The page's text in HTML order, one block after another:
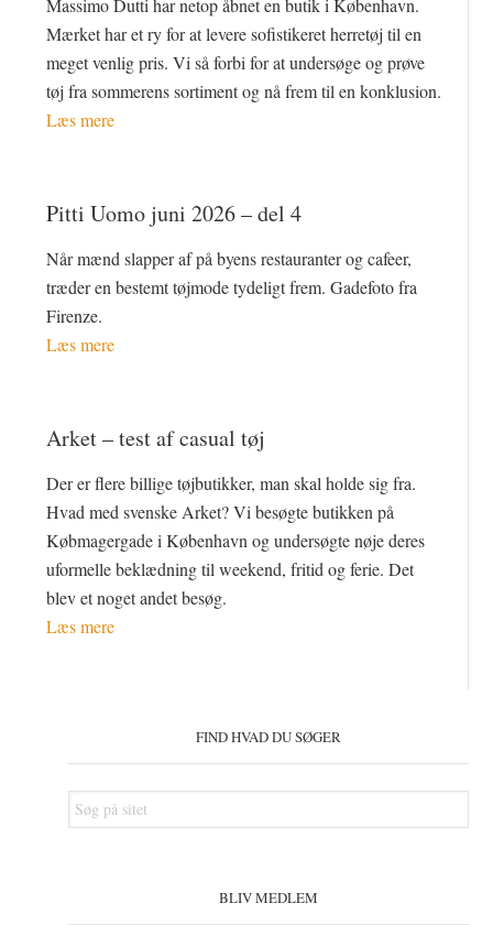
Massimo Dutti har netop åbnet en butik i København.
Mærket har et ry for at levere sofistikeret herretøj til en
meget venlig pris. Vi så forbi for at undersøge og prøve
tøj fra sommerens sortiment og nå frem til en konklusion.
Læs mere
Pitti Uomo juni 2026 – del 4
Når mænd slapper af på byens restauranter og cafeer,
træder en bestemt tøjmode tydeligt frem. Gadefoto fra
Firenze.
Læs mere
Arket – test af casual tøj
Der er flere billige tøjbutikker, man skal holde sig fra.
Hvad med svenske Arket? Vi besøgte butikken på
Købmagergade i København og undersøgte nøje deres
uformelle beklædning til weekend, fritid og ferie. Det
blev et noget andet besøg.
Læs mere
FIND HVAD DU SØGER
Søg
på
BLIV MEDLEM